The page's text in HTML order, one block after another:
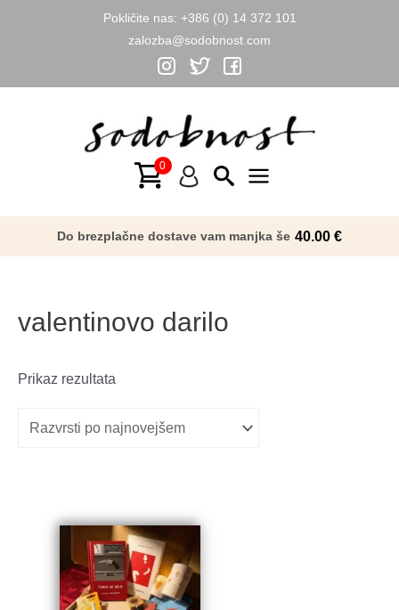
Pokličite nas: +386 (0) 14 372 101
zalozba@sodobnost.com
Menu
Do brezplačne dostave vam manjka še 40.00 €
valentinovo darilo
Prikaz rezultata